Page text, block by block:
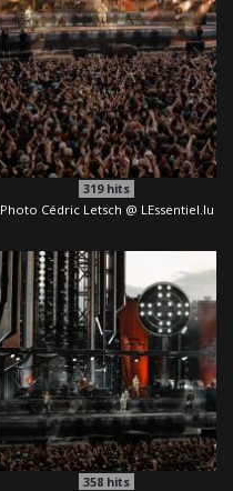
319hits
Photo Cédric Letsch @ LEssentiel.lu
358 hits